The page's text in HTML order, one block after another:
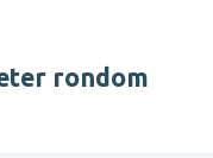
rondom